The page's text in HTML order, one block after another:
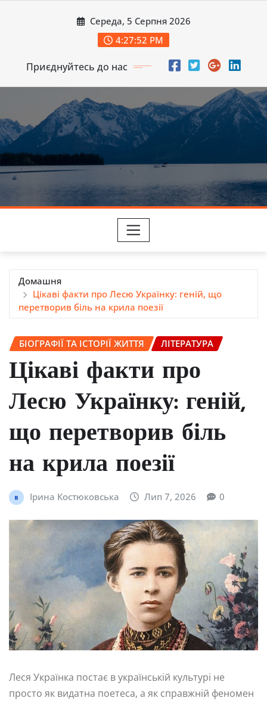
Середа, 5 Серпня 2026
4:27:54 PM
Приєднуйтесь до нас
Домашня
Цікаві факти про Лесю Українку: геній, що
перетворив біль на крила поезії
БІОГРАФІЇ ТА ІСТОРІЇ ЖИТТЯ ЛІТЕРАТУРА
Цікаві факти про
Лесю Українку: геній,
що перетворив біль
на крила поезії
Ірина Костюковська Лип 7, 2026 0
Леся Українка постає в українській культурі не
просто як видатна поетеса, а як справжній феномен